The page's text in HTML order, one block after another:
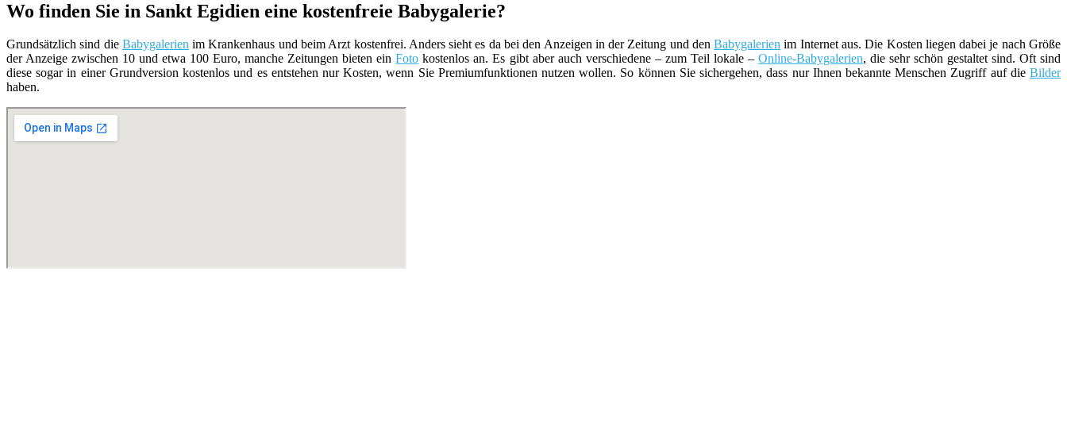
Wo finden Sie in Sankt Egidien eine kostenfreie Babygalerie?
Grundsätzlich sind die Babygalerienim Krankenhaus und beim Arzt kostenfrei. Anders sieht es da bei den Anzeigen in der Zeitung und denBabygalerien im Internet aus. Die Kosten liegen dabei je nach Größe
der Anzeige zwischen 10 und etwa 100 Euro, manche Zeitungen bieten einFoto kostenlos an. Es gibt aber auch verschiedene – zum Teil lokale – Online-Babygalerien, die sehr schön gestaltet sind. Oft sind
diese sogar in einer Grundversion kostenlos und es entstehen nur Kosten, wenn Sie Premiumfunktionen nutzen wollen. So können Sie sichergehen, dass nur Ihnen bekannte Menschen Zugriff auf die Bilder
haben.